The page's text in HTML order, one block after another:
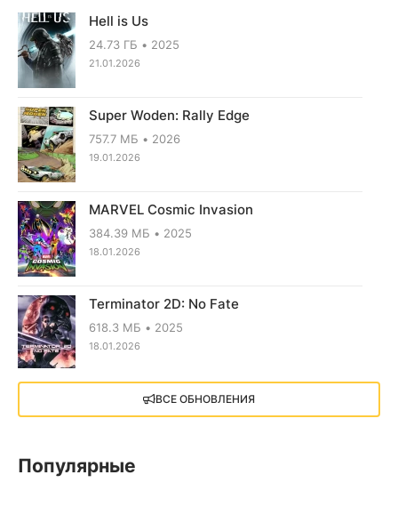
Hell is Us
24.73 ГБ 2025
21.01.2026
Super Woden: Rally Edge
757.7 МБ 2026
19.01.2026
MARVEL Cosmic Invasion
384.39 МБ 2025
18.01.2026
Terminator 2D: No Fate
618.3 МБ 2025
18.01.2026
X4: Foundations (2018)
13.73 GB 2018
ВСЕ ОБНОВЛЕНИЯ
Популярные